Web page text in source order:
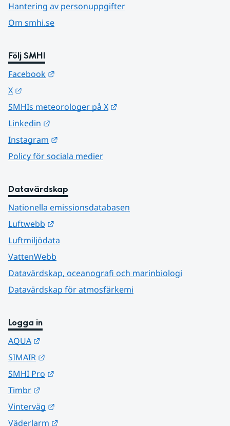
Hantering av personuppgifter
Om smhi.se
Följ SMHI
Facebook
X
SMHIs meteorologer på X
Linkedin
Instagram
Policy för sociala medier
Datavärdskap
Nationella emissionsdatabasen
Luftwebb
Luftmiljödata
VattenWebb
Datavärdskap, oceanografi och marinbiologi
Datavärdskap för atmosfärkemi
Logga in
AQUA
SIMAIR
SMHI Pro
Timbr
Vinterväg
Väderlarm